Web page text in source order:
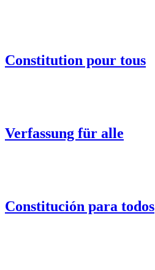
Constitution pour tous
Verfassung für alle
Constitución para todos